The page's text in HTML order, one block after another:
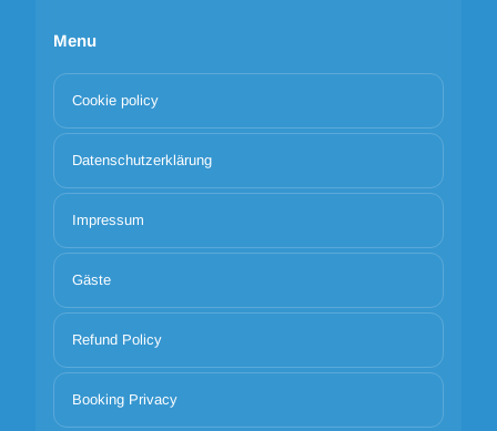
Menu
Cookie policy
Datenschutzerklärung
Impressum
Gäste
Refund Policy
Booking Privacy